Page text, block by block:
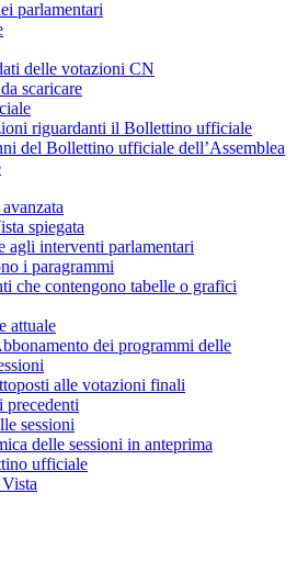
parlamentari
delle votazioni CN
scaricare
riguardanti il Bollettino ufficiale
del Bollettino ufficiale dell’Assemblea
spiegata
agli interventi parlamentari
i paragrammi
che contengono tabelle o grafici
attuale
dei programmi delle
alle votazioni finali
precedenti
sessioni
delle sessioni in anteprima
ufficiale